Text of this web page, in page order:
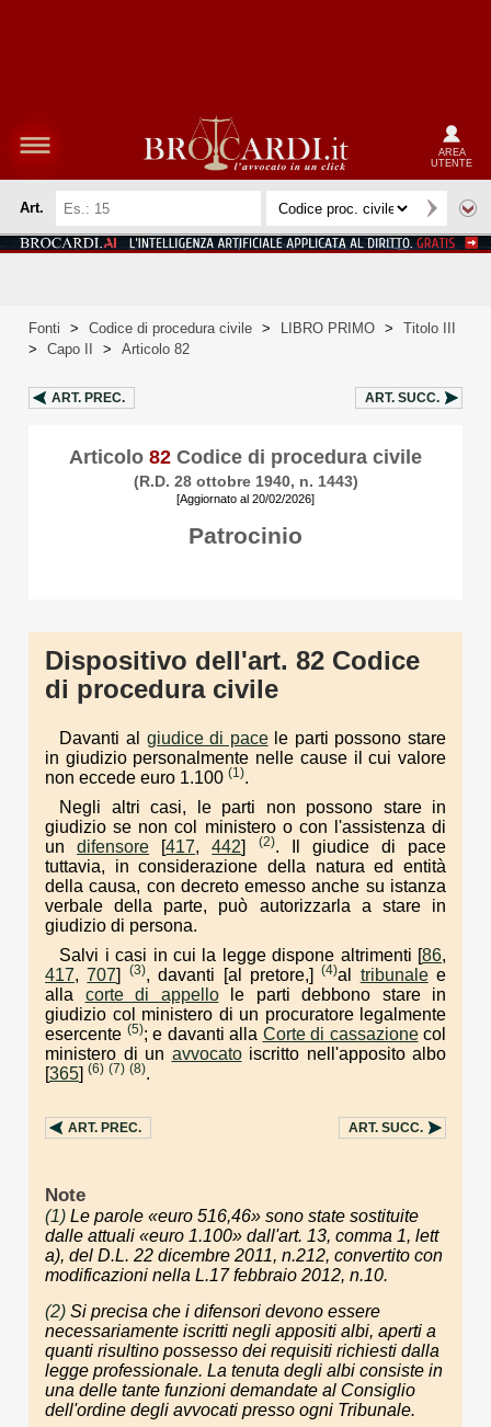
AREA
UTENTE
Art.
Fonti > Codice di procedura civile > LIBRO PRIMO >
Titolo III
>
Capo II > Articolo 82
ART. PREC. ART. SUCC.
Articolo 82 Codice di procedura civile
(R.D. 28 ottobre 1940, n. 1443)
[Aggiornato al 20/02/2026]
Patrocinio
Dispositivo dell'art. 82 Codice
di procedura civile
Davanti al giudice di pacele parti possono stare
in giudizio personalmente nelle cause il cui valore
non eccede euro 1.100 (1).
Negli altri casi, le parti non possono stare in
giudizio se non col ministero o con l'assistenza di
undifensore [417,442] (2). Il giudice di pace
tuttavia, in considerazione della natura ed entità
della causa, con decreto emesso anche su istanza
verbale della parte, può autorizzarla a stare in
giudizio di persona.
Salvi i casi in cui la legge dispone altrimenti [86,
417,707] (3), davanti [al pretore,](4)al tribunalee
alla corte di appellole parti debbono stare in
giudizio col ministero di un procuratore legalmente
esercente (5); e davanti alla Corte di cassazionecol
ministero di un avvocatoiscritto nell'apposito albo
[365] (6) (7) (8).
ART. PREC. ART. SUCC.
Note
(1) Le parole «euro 516,46» sono state sostituite
dalle attuali «euro 1.100» dall'art. 13, comma 1, lett
a), del D.L. 22 dicembre 2011, n.212, convertito con
modificazioni nella L.17 febbraio 2012, n.10.
(2) Si precisa che i difensori devono essere
necessariamente iscritti negli appositi albi, aperti a
quanti risultino possesso dei requisiti richiesti dalla
legge professionale. La tenuta degli albi consiste in
una delle tante funzioni demandate al Consiglio
dell'ordine degli avvocati presso ogni Tribunale.